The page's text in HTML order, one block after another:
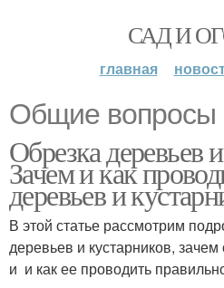
САД И
главная
Общие вопросы
Обрезка деревьев
Зачем и как
деревьев и
В этой статье рассмотрим
деревьев и кустарников,
и и как ее проводить